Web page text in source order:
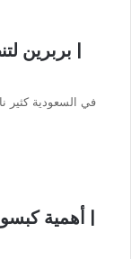
بربرين
في السعودية كثير
أهمية